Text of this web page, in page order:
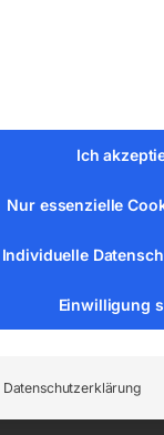
Ich
Nur essenzielle
Individuelle
Einwilligung
Datenschutzerklärung